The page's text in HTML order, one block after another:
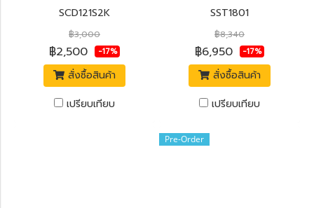
SCD121S2K
฿3,000
฿2,500 -17%
สั่งซื้อสินค้า
เปรียบเทียบ
SST1801
฿8,340
฿6,950 -17%
สั่งซื้อสินค้า
เปรียบเทียบ
Pre-Order